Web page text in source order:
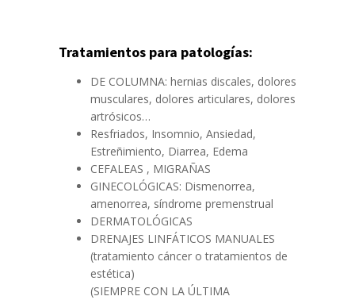
Tratamientos para patologías:
DE COLUMNA: hernias discales, dolores
musculares, dolores articulares, dolores
artrósicos…
Resfriados, Insomnio, Ansiedad,
Estreñimiento, Diarrea, Edema
CEFALEAS , MIGRAÑAS
GINECOLÓGICAS: Dismenorrea,
amenorrea, síndrome premenstrual
DERMATOLÓGICAS
DRENAJES LINFÁTICOS MANUALES
(tratamiento cáncer o tratamientos de
estética)
(SIEMPRE CON LA ÚLTIMA